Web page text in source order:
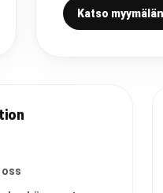
Katso
oss